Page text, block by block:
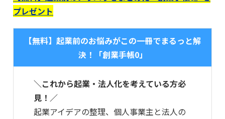
プレゼント
【無料】起業前のお悩みがこの一冊でまるっと解
決！「創業手帳0」
＼これから起業・法人化を考えている方必
見！／
起業アイデアの整理、個人事業主と法人の